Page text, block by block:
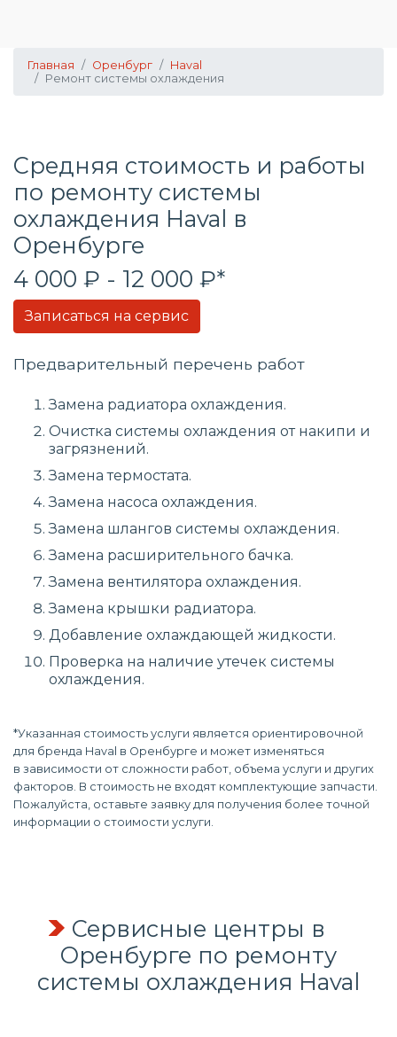
Главная Оренбург
Haval
Ремонт системы охлаждения
Средняя стоимость и работы
по ремонту системы
охлаждения Haval в
Оренбурге
4 000 ₽ - 12 000 ₽*
Записаться на сервис
Предварительный перечень работ
Замена радиатора охлаждения.
Очистка системы охлаждения от накипи и
загрязнений.
Замена термостата.
Замена насоса охлаждения.
Замена шлангов системы охлаждения.
Замена расширительного бачка.
Замена вентилятора охлаждения.
Замена крышки радиатора.
Добавление охлаждающей жидкости.
Проверка на наличие утечек системы
охлаждения.
*Указанная стоимость услуги является ориентировочной
для бренда Haval в Оренбурге и может изменяться
в зависимости от сложности работ, объема услуги и других
факторов. В стоимость не входят комплектующие запчасти.
Пожалуйста, оставьте заявку для получения более точной
информации о стоимости услуги.
Сервисные центры в
Оренбурге по ремонту
системы охлаждения Haval